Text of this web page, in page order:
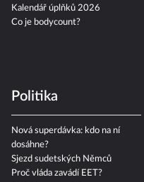
Kalendář úplňků 2026
Co je bodycount?
Politika
Nová superdávka: kdo na ní
dosáhne?
Sjezd sudetských Němců
Proč vláda zavádí EET?